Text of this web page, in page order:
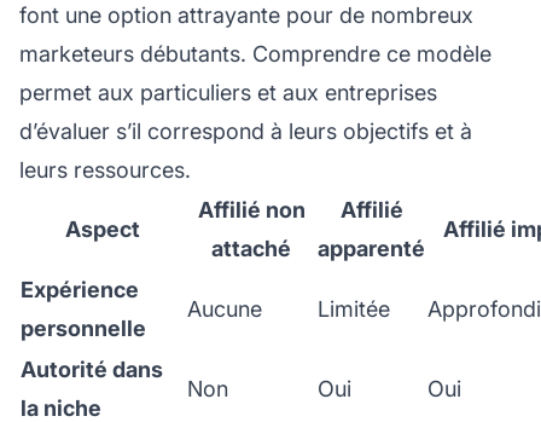
font une option attrayante pour de nombreux
marketeurs débutants. Comprendre ce modèle
permet aux particuliers et aux entreprises
d’évaluer s’il correspond à leurs objectifs et à
leurs ressources.
Aspect
Affilié non
attaché
Affilié
apparenté
Affilié
Expérience
personnelle
Aucune Limitée
Autorité dans
la niche
Non Oui Oui